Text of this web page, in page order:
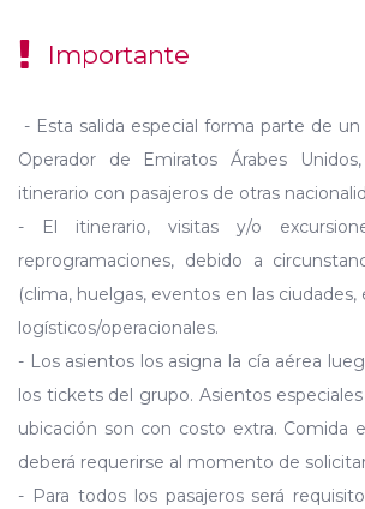
Importante
- Esta salida especial forma parte de
Operador de Emiratos Árabes
itinerario con pasajeros de otras
- El itinerario, visitas y/o
reprogramaciones, debido a
(clima, huelgas, eventos en las
logísticos/operacionales.
- Los asientos los asigna la cía aérea
los tickets del grupo. Asientos
ubicación son con costo extra. Comida
deberá requerirse al momento de
- Para todos los pasajeros será